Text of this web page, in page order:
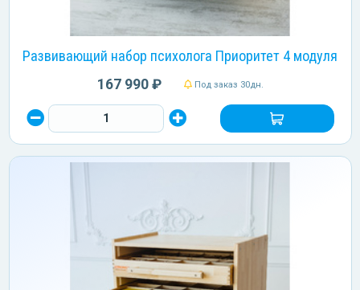
Развивающий набор психолога Приоритет 4 модуля
167 990 ₽ Под заказ 30дн.